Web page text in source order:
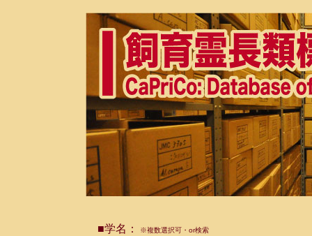
■学名： ※複数選択可・or検索